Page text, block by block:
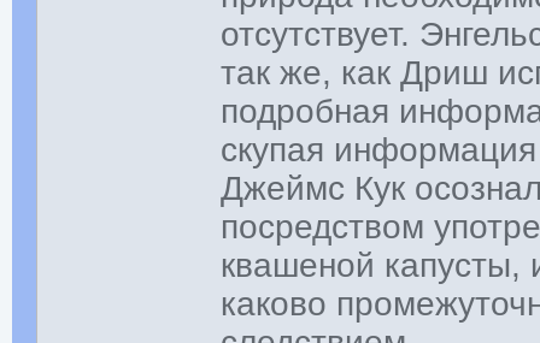
отсутствует.
так же, как Дриш
подробная
скупая
Джеймс Кук
посредством
квашеной капусты,
каково